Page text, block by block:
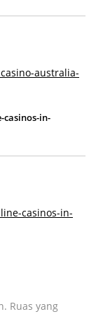
australia-
in-
casinos-in-
Ruas yang